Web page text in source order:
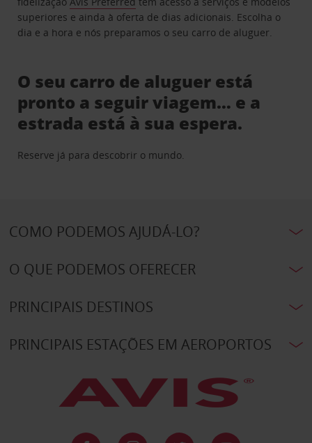
superiores e ainda à oferta de dias adicionais. Escolha o
dia e a hora e nós preparamos o seu carro de aluguer.
O seu carro de aluguer está
pronto a seguir viagem… e a
estrada está à sua espera.
Reserve já para descobrir o mundo.
COMO PODEMOS AJUDÁ-LO?
O QUE PODEMOS OFERECER
PRINCIPAIS DESTINOS
PRINCIPAIS ESTAÇÕES EM AEROPORTOS